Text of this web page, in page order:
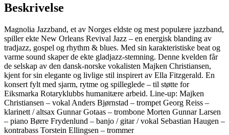
Beskrivelse
Magnolia Jazzband, et av Norges eldste og mest populære jazzband,
spiller ekte New Orleans Revival Jazz – en energisk blanding av
tradjazz, gospel og rhythm & blues. Med sin karakteristiske beat og
varme sound skaper de ekte gladjazz-stemning. Denne kvelden får
de selskap av den dansk-norske vokalisten Majken Christiansen,
kjent for sin elegante og livlige stil inspirert av Ella Fitzgerald. En
konsert fylt med sjarm, rytme og spilleglede – til støtte for
Eiksmarka Rotaryklubbs humanitære arbeid. Line-up: Majken
Christiansen – vokal Anders Bjørnstad – trompet Georg Reiss –
klarinett / altsax Gunnar Gotaas – trombone Morten Gunnar Larsen
– piano Børre Frydenlund – banjo / gitar / vokal Sebastian Haugen –
kontrabass Torstein Ellingsen – trommer